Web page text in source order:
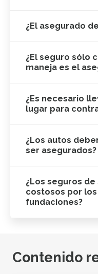
¿El asegurado
¿El seguro sólo
maneja es el
¿Es necesario
lugar para
¿Los autos
ser asegurados?
¿Los seguros
costosos por
fundaciones?
Contenido